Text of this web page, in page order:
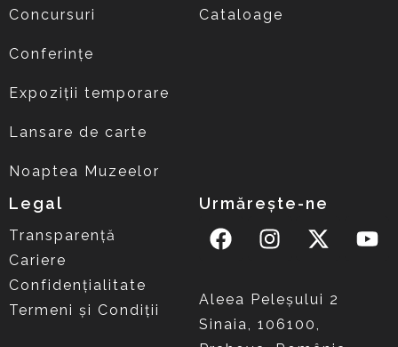
Concursuri
Conferințe
Expoziții temporare
Lansare de carte
Noaptea Muzeelor
Cataloage
Legal
Transparență
Cariere
Confidențialitate
Termeni și Condiții
Urmărește-ne
Aleea Peleşului 2
Sinaia, 106100,